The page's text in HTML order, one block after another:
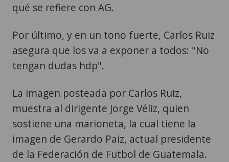
qué se refiere con AG.
Por último, y en un tono fuerte, Carlos Ruiz
asegura que los va a exponer a todos: "No
tengan dudas hdp".
La imagen posteada por Carlos Ruiz,
muestra al dirigente Jorge Véliz, quien
sostiene una marioneta, la cual tiene la
imagen de Gerardo Paiz, actual presidente
de la Federación de Futbol de Guatemala.